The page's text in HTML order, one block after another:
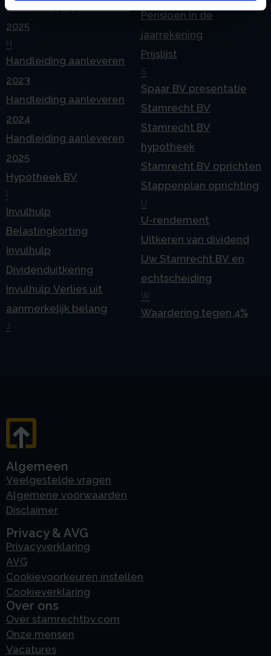
Geleidebiljet jaarstukken
2025
H
Handleiding aanleveren
2023
Handleiding aanleveren
2024
Handleiding aanleveren
2025
Hypotheek BV
Invulhulp
Belastingkorting
Invulhulp
Dividenduitkering
Invulhulp Verlies uit
aanmerkelijk belang
J
Pensioen in de
jaarrekening
Prijslijst
S
Spaar BV presentatie
Stamrecht BV
Stamrecht BV
hypotheek
Stamrecht BV oprichten
Stappenplan oprichting
U
U-rendement
Uitkeren van dividend
Uw Stamrecht BV en
echtscheiding
W
Waardering tegen 4%
Algemeen
Veelgestelde vragen
Algemene voorwaarden
Disclaimer
Privacy & AVG
Privacyverklaring
AVG
Cookievoorkeuren instellen
Cookieverklaring
Over ons
Over stamrechtbv.com
Onze mensen
Vacatures